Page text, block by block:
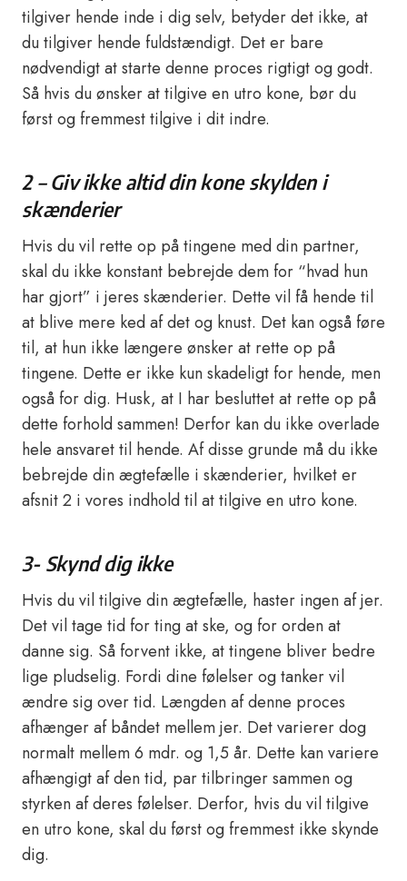
tilgiver hende inde i dig selv, betyder det ikke, at
du tilgiver hende fuldstændigt. Det er bare
nødvendigt at starte denne proces rigtigt og godt.
Så hvis du ønsker at tilgive en utro kone, bør du
først og fremmest tilgive i dit indre.
2 – Giv ikke altid din kone skylden i
skænderier
Hvis du vil rette op på tingene med din partner,
skal du ikke konstant bebrejde dem for “hvad hun
har gjort” i jeres skænderier. Dette vil få hende til
at blive mere ked af det og knust. Det kan også føre
til, at hun ikke længere ønsker at rette op på
tingene. Dette er ikke kun skadeligt for hende, men
også for dig. Husk, at I har besluttet at rette op på
dette forhold sammen! Derfor kan du ikke overlade
hele ansvaret til hende. Af disse grunde må du ikke
bebrejde din ægtefælle i skænderier, hvilket er
afsnit 2 i vores indhold til at tilgive en utro kone.
3- Skynd dig ikke
Hvis du vil tilgive din ægtefælle, haster ingen af jer.
Det vil tage tid for ting at ske, og for orden at
danne sig. Så forvent ikke, at tingene bliver bedre
lige pludselig. Fordi dine følelser og tanker vil
ændre sig over tid. Længden af denne proces
afhænger af båndet mellem jer. Det varierer dog
normalt mellem 6 mdr. og 1,5 år. Dette kan variere
afhængigt af den tid, par tilbringer sammen og
styrken af deres følelser. Derfor, hvis du vil tilgive
en utro kone, skal du først og fremmest ikke skynde
dig.